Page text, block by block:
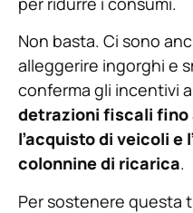
Non basta. Ci sono
alleggerire ingorghi e
conferma gli incentivi
detrazioni fiscali fino
l’acquisto di veicoli e
colonnine di ricarica.
Per sostenere questa